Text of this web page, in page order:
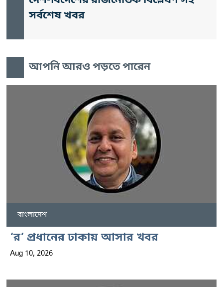
সর্বশেষ খবর
আপনি আরও পড়তে পারেন
বাংলাদেশ
‘র’ প্রধানের ঢাকায় আসার খবর
Aug 10, 2026